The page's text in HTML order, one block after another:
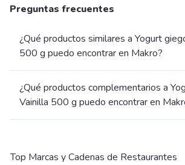
Preguntas frecuentes
¿Qué productos similares a Yogurt
500 g puedo encontrar en Makro?
¿Qué productos complementarios a
Vainilla 500 g puedo encontrar en
Top Marcas y Cadenas de Restaurantes